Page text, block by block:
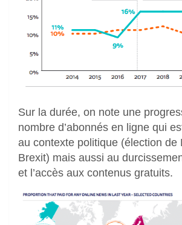
Sur la durée, on note une
nombre d’abonnés en ligne qui
au contexte politique (élection de
Brexit) mais aussi au
et l’accès aux contenus gratuits.